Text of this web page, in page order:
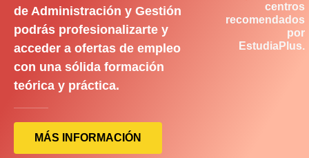
de Administración y Gestión
podrás profesionalizarte y
acceder a ofertas de empleo
con una sólida formación
teórica y práctica.
MÁS INFORMACIÓN
centros
recomendados
por
EstudiaPlus.